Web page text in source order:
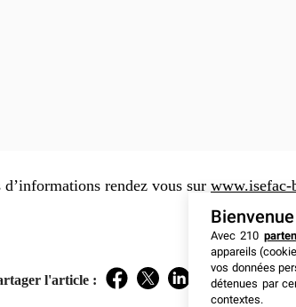
d’informations rendez vous sur www.isefac-
l'article : Facebook
TwitterLinkedIn
Bienvenue
Avec 210
appareils
vos données
détenues par
contextes.